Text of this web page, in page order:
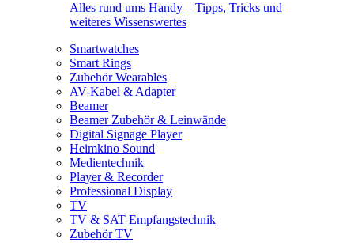
Alles rund ums Handy – Tipps, Tricks und
weiteres Wissenswertes
Smartwatches
Smart Rings
Zubehör Wearables
AV-Kabel & Adapter
Beamer
Beamer Zubehör & Leinwände
Digital Signage Player
Heimkino Sound
Medientechnik
Player & Recorder
Professional Display
TV
TV & SAT Empfangstechnik
Zubehör TV